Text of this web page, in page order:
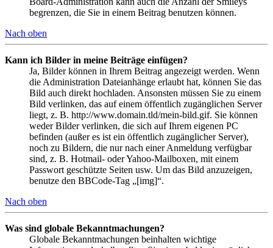
begrenzen, die Sie in einem Beitrag benutzen können.
Nach oben
Kann ich Bilder in meine Beiträge einfügen?
Ja, Bilder können in Ihrem Beitrag angezeigt werden. Wenn
die Administration Dateianhänge erlaubt hat, können Sie das
Bild auch direkt hochladen. Ansonsten müssen Sie zu einem
Bild verlinken, das auf einem öffentlich zugänglichen Server
liegt, z. B. http://www.domain.tld/mein-bild.gif. Sie können
weder Bilder verlinken, die sich auf Ihrem eigenen PC
befinden (außer es ist ein öffentlich zugänglicher Server),
noch zu Bildern, die nur nach einer Anmeldung verfügbar
sind, z. B. Hotmail- oder Yahoo-Mailboxen, mit einem
Passwort geschützte Seiten usw. Um das Bild anzuzeigen,
benutze den BBCode-Tag „[img]“.
Nach oben
Was sind globale Bekanntmachungen?
Globale Bekanntmachungen beinhalten wichtige